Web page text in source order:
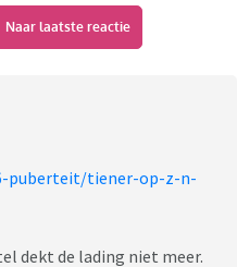
Naar laatste reactie
puberteit/tiener-op-z-n-
dekt de lading niet meer.